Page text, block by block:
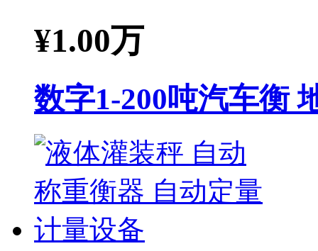
¥1.00万
数字1-200吨汽车衡